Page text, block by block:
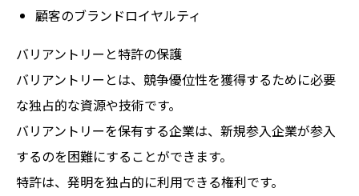
顧客のブランドロイヤルティ
バリアントリーと特許の保護
バリアントリーとは、競争優位性を獲得するために必要
な独占的な資源や技術です。
バリアントリーを保有する企業は、新規参入企業が参入
するのを困難にすることができます。
特許は、発明を独占的に利用できる権利です。